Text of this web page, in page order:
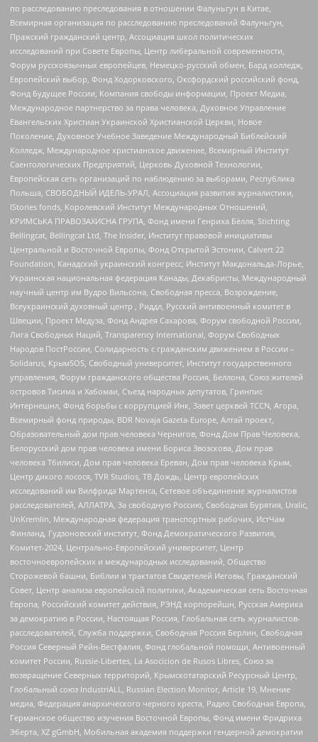
по расследованию преследования в отношении Фалуньгун в Китае,
Всемирная организация по расследованию преследований Фалуньгун,
Пражский гражданский центр, Ассоциация школ политических
исследований при Совете Европы, Центр либеральной современности,
Форум русскоязычных европейцев, Немецко-русский обмен, Бард колледж,
Европейский выбор, Фонд Ходорковского, Оксфордский российский фонд,
Фонд Будущее России, Компания свободы информации, Проект Медиа,
Международное партнерство за права человека, Духовное Управление
Евангельских Христиан Украинской Христианской Церкви, Новое
Поколение, Духовное Учебное Заведение Международный Библейский
Колледж, Международное христианское движение, Всемирный Институт
Саентологических Предприятий, Церковь Духовной Технологии,
Европейская сеть организаций по наблюдению за выборами, Республика
Польша, СВОБОДНЫЙ ИДЕЛЬ-УРАЛ, Ассоциация развития журналистики,
IStories fonds, Королевский Институт Международных Отношений,
КРИМСЬКА ПРАВОЗАХИСНА ГРУПА, Фонд имени Генриха Бёлля, Stichting
Bellingcat, Bellingcat Ltd, The Insider, Институт правовой инициативы
Центральной и Восточной Европы, Фонд Открытой Эстонии, Calvert 22
Foundation, Канадский украинский конгресс, Институт Макдональда-Лорье,
Украинская национальная федерация Канады, Декабристы, Международный
научный центр им Вудро Вильсона, Свободная пресса, Возрождение,
Всеукраинский духовный центр , Риддл, Русский антивоенный комитет в
Швеции, Проект Медуза, Фонд Андрея Сахарова, Форум свободной России,
Лига Свободных Наций, Transparеncy International, Форум Свободных
Народов ПостРоссии, Солидарность с гражданским движением в России –
Solidarus, КрымSOS, Свободный университет, Институт государственного
управления, Форум гражданского общества Россия, Беллона, Союз жителей
островов Тисима и Хабомаи, Съезд народных депутатов, Гринпис
Интернешнл, Фонд борьбы с коррупцией Инк, Завет церквей TCCN, Агора,
Всемирный фонд природы, BDR Novaja Gazeta-Europe, Алтай проект,
Образовательный дом прав человека Чернигов, Фонд Дом Прав Человека,
Белорусский дом прав человека имени Бориса Звозскова, Дом прав
человека Тбилиси, Дом прав человека Ереван, Дом прав человека Крым,
Центр дикого лосося, TVR Studios, ТВ Дождь, Центр европейских
исследований им Вилфрида Мартенса, Сетевое объединение журналистов
расследователей, АЛЛАТРА, За свободную Россию, Свободная Бурятия, Uralic,
UnKremlin, Международная федерация транспортных рабочих, ИстЧам
Финланд, Гудзоновский институт, Фонд Демократического Развития,
Комитет-2024, Центрально-Европейский университет, Центр
восточноевропейских и международных исследований, Общество
Сторожевой башни, Библии и трактатов Свидетелей Иеговы, Гражданский
Совет, Центр анализа европейской политики, Академическая сеть Восточная
Европа, Российский комитет действия, РЭНД корпорейшн, Русская Америка
за демократию в России, Настоящая Россия, Глобальная сеть журналистов-
расследователей, Служба поддержки, Свободная Россия Берлин, Свободная
Россия Северный Рейн-Вестфалия, Фонд глобальной помощи, Антивоенный
комитет России, Russie-Libertes, La Asocicion de Rusos Libres, Союз за
возвращение Северных территорий, Крымскотатарский Ресурсный Центр,
Глобальный союз IndustriALL, Russian Election Monitor, Article 19, Мнение
медиа, Федерация анархического черного креста, Радио Свободная Европа,
Германское общество изучения Восточной Европы, Фонд имени Фридриха
Эберта, XZ gGmbH, Мобильная академия поддержки гендерной демократии